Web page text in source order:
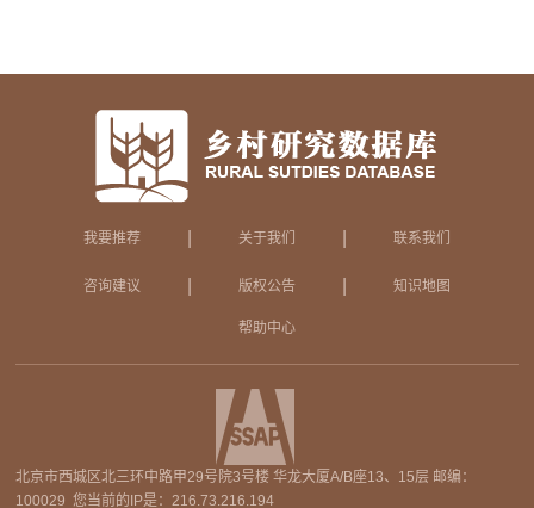
我要推荐 关于我们 联系我们
咨询建议 版权公告 知识地图
帮助中心
北京市西城区北三环中路甲29号院3号楼 华龙大厦A/B座13、15层 邮编：
100029 您当前的IP是：216.73.216.194